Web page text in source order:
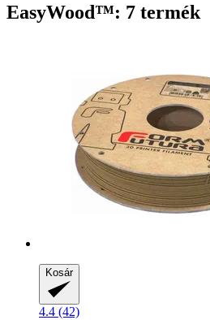
EasyWood™: 7 termék
Kosár
4.4 (42)